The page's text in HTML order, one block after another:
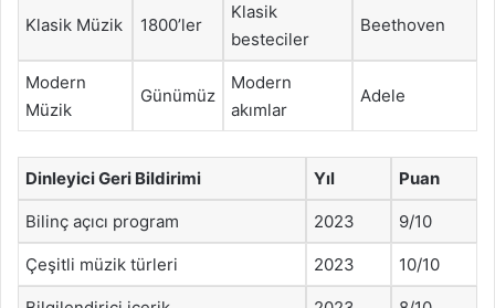
Klasik Müzik 1800’ler
Klasik
besteciler
Beethoven
Modern
Müzik
Günümüz
Modern
akımlar
Adele
Dinleyici Geri Bildirimi Yıl Puan
Bilinç açıcı program 2023 9/10
Çeşitli müzik türleri 2023 10/10